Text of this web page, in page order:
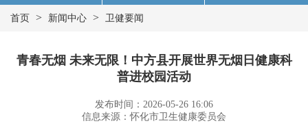
首页 > 新闻中心 > 卫健要闻
青春无烟 未来无限！中方县开展世界无烟日健康科
普进校园活动
发布时间：2026-05-26 16:06
信息来源：怀化市卫生健康委员会